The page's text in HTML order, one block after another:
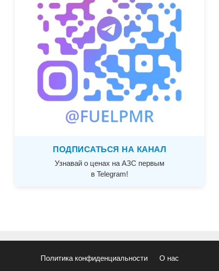
ПОДПИСАТЬСЯ НА КАНАЛ
Узнавай о ценах на АЗС первым
в Telegram!
Политика конфиденциальности О нас